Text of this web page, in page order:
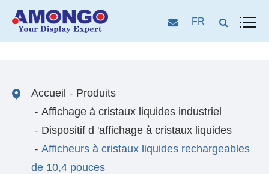
FR
Accueil
Produits
Affichage à cristaux liquides industriel
Dispositif d 'affichage à cristaux liquides
Afficheurs à cristaux liquides rechargeables
de 10,4 pouces